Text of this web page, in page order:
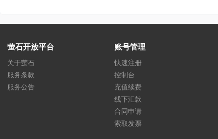
萤石开放平台
关于萤石
服务条款
服务公告
账号管理
快速注册
控制台
充值续费
线下汇款
合同申请
索取发票